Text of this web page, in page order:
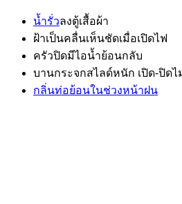
น้ำรั่วลงตู้เสื้อผ้า
ฝ้าเป็นคลื่นเห็นชัดเมื่อเปิดไฟ
ครัวปิดมีไอน้ำย้อนกลับ
บานกระจกสไลด์หนัก เปิด-ปิด
กลิ่นท่อย้อนในช่วงหน้าฝน